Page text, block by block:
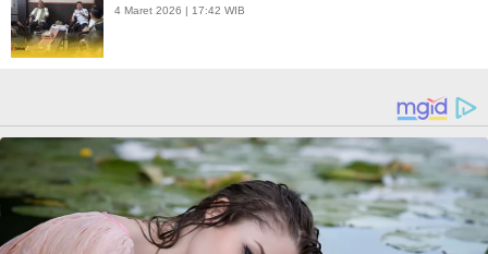
4 Maret 2026 | 17:42 WIB